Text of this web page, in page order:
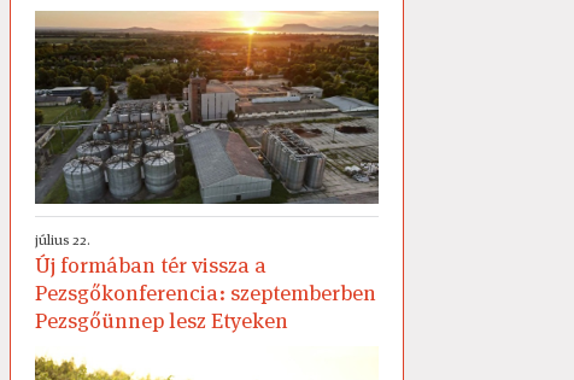
július 22.
Új formában tér vissza a
Pezsgőkonferencia: szeptemberben
Pezsgőünnep lesz Etyeken